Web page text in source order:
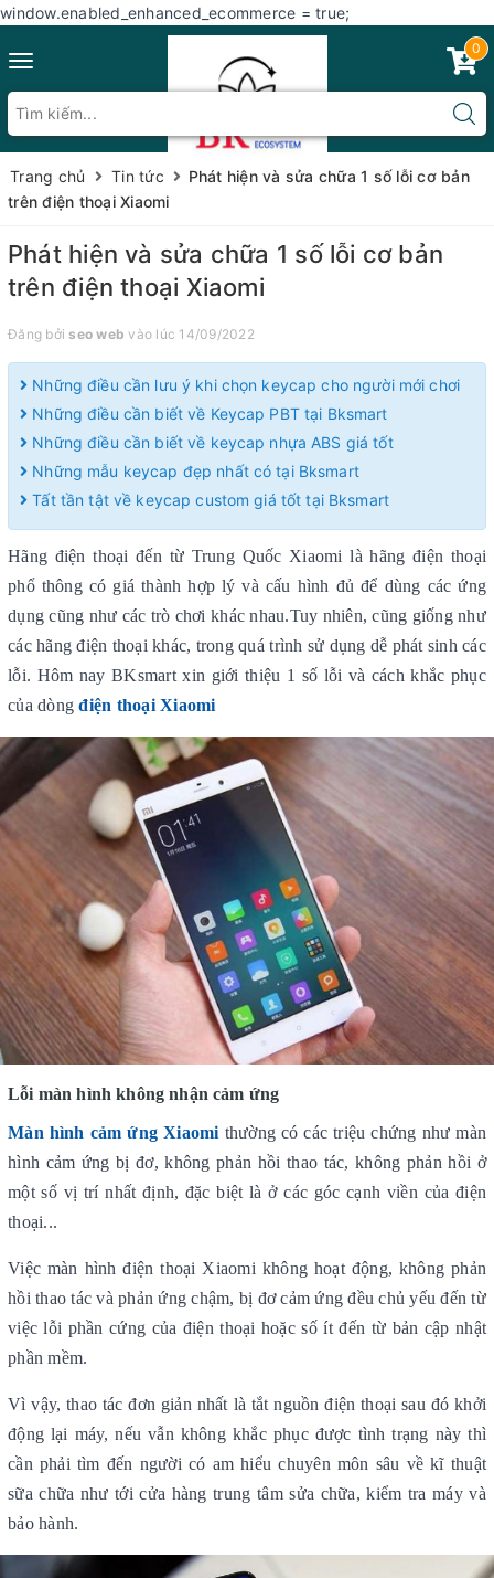
window.enabled_enhanced_ecommerce = true;
Toggle
0
Trang chủ Tin tức
Phát hiện và sửa chữa 1 số lỗi cơ bản
trên điện thoại Xiaomi
Phát hiện và sửa chữa 1 số lỗi cơ bản
trên điện thoại Xiaomi
Đăng bởiseo web vào lúc 14/09/2022
Những điều cần lưu ý khi chọn keycap cho người mới chơi
Những điều cần biết về Keycap PBT tại Bksmart
Những điều cần biết về keycap nhựa ABS giá tốt
Những mẫu keycap đẹp nhất có tại Bksmart
Tất tần tật về keycap custom giá tốt tại Bksmart
Hãng điện thoại đến từ Trung Quốc Xiaomi là hãng điện thoại
phổ thông có giá thành hợp lý và cấu hình đủ để dùng các ứng
dụng cũng như các trò chơi khác nhau.Tuy nhiên, cũng giống như
các hãng điện thoại khác, trong quá trình sử dụng dễ phát sinh các
lỗi. Hôm nay BKsmart xin giới thiệu 1 số lỗi và cách khắc phục
của dòngđiện thoại Xiaomi
Lỗi màn hình không nhận cảm ứng
Màn hình cảm ứng Xiaomi thường có các triệu chứng như màn
hình cảm ứng bị đơ, không phản hồi thao tác, không phản hồi ở
một số vị trí nhất định, đặc biệt là ở các góc cạnh viền của điện
thoại...
Việc màn hình điện thoại Xiaomi không hoạt động, không phản
hồi thao tác và phản ứng chậm, bị đơ cảm ứng đều chủ yếu đến từ
việc lỗi phần cứng của điện thoại hoặc số ít đến từ bản cập nhật
phần mềm.
Vì vậy, thao tác đơn giản nhất là tắt nguồn điện thoại sau đó khởi
động lại máy, nếu vẫn không khắc phục được tình trạng này thì
cần phải tìm đến người có am hiểu chuyên môn sâu về kĩ thuật
sữa chữa như tới cửa hàng trung tâm sửa chữa, kiểm tra máy và
bảo hành.